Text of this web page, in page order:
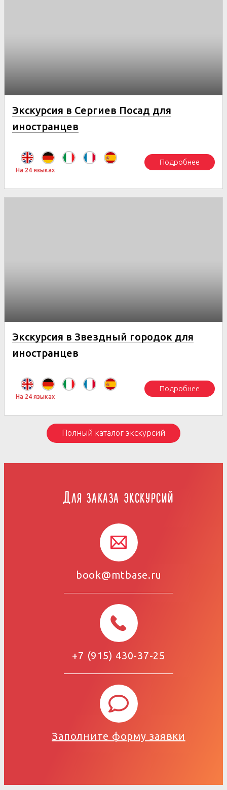
Экскурсия в Сергиев Посад для
иностранцев
На 24 языках
Подробнее
Экскурсия в Звездный городок для
иностранцев
На 24 языках
Подробнее
Полный каталог экскурсий
Для заказа экскурсий
book@mtbase.ru
+7 (915) 430-37-25
Заполните форму заявки